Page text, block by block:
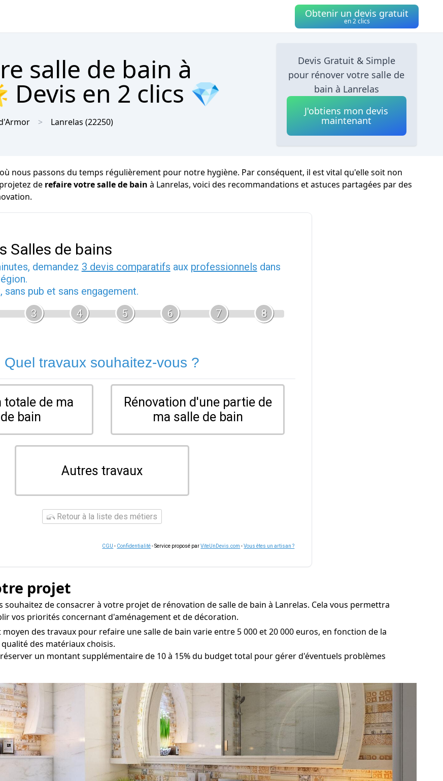
Obtenir un devis gratuit
en 2 clics
salle de bain à
Devis en 2 clics 💎
Lanrelas (22250)
Devis Gratuit & Simple
pour rénover votre salle de
bain à Lanrelas
J'obtiens mon devis
maintenant
nous passons du temps régulièrement pour notre hygiène. Par conséquent, il est vital qu'elle soit non
de refaire votre salle de bain à Lanrelas, voici des recommandations et astuces partagées par des
Salles de bains
demandez 3 devis comparatifs aux professionnels dans
sans pub et sans engagement.
3 4 5 6 7 8
Quel travaux souhaitez-vous ?
totale de ma
bain
Rénovation d'une partie de
ma salle de bain
Autres travaux
Retour à la liste des métiers
CGU - Confidentialité- Service proposé parViteUnDevis.com -Vous êtes un artisan ?
projet
souhaitez de consacrer à votre projet de rénovation de salle de bain à Lanrelas. Cela vous permettra
vos priorités concernant d'aménagement et de décoration.
des travaux pour refaire une salle de bain varie entre 5 000 et 20 000 euros, en fonction de la
des matériaux choisis.
un montant supplémentaire de 10 à 15% du budget total pour gérer d'éventuels problèmes